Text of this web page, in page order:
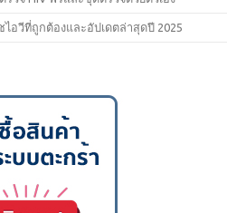
อวีที่ถูกต้องและอัปเดตล่าสุดปี 2025